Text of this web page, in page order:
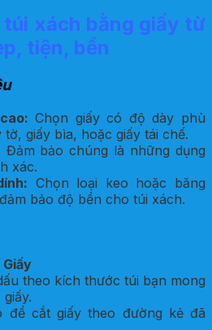
túi xách bằng giấy từ
tiện, bền
Chọn giấy có độ dày phù
giấy bìa, hoặc giấy tái chế.
Đảm bảo chúng là những dụng
xác.
Chọn loại keo hoặc băng
bảo độ bền cho túi xách.
theo kích thước túi bạn mong
để cắt giấy theo đường kẻ đã